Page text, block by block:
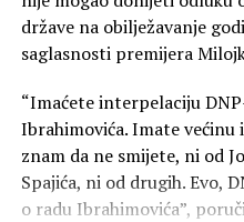
„Da li danas mi, potomci
krenemo naprijed –
Naša današnja Fundina,
i srećno društvo.
države na obilježavanje
saglasnosti premijera
“Imaćete interpelaciju
Ibrahimovića. Imate
znam da ne smijete, ni od
Spajića, ni od drugih. Evo,
o radu Ibrahimovića”,